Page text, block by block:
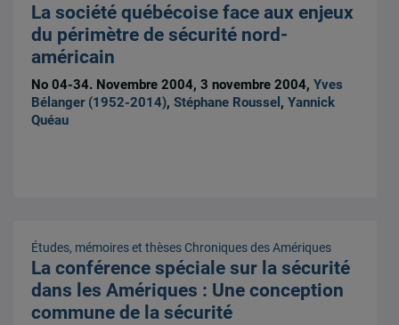
La société québécoise face aux enjeux
du périmètre de sécurité nord-
américain
No 04-34. Novembre 2004, 3 novembre 2004,Yves
Bélanger (1952-2014),Stéphane Roussel ,Yannick
Quéau
Études, mémoires et thèses Chroniques des Amériques
La conférence spéciale sur la sécurité
dans les Amériques : Une conception
commune de la sécurité